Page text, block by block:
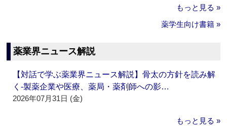
もっと見る »
薬学生向け書籍 »
薬業界ニュース解説
【対話で学ぶ薬業界ニュース解説】骨太の方針を読み解
く‐製薬企業や医療、薬局・薬剤師への影…
2026年07月31日 (金)
もっと見る »